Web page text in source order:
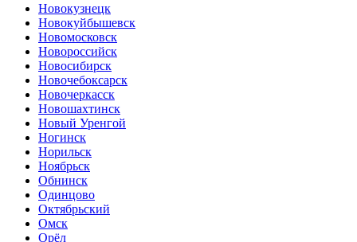
Новокузнецк
Новокуйбышевск
Новомосковск
Новороссийск
Новосибирск
Новочебоксарск
Новочеркасск
Новошахтинск
Новый Уренгой
Ногинск
Норильск
Ноябрьск
Обнинск
Одинцово
Октябрьский
Омск
Орёл